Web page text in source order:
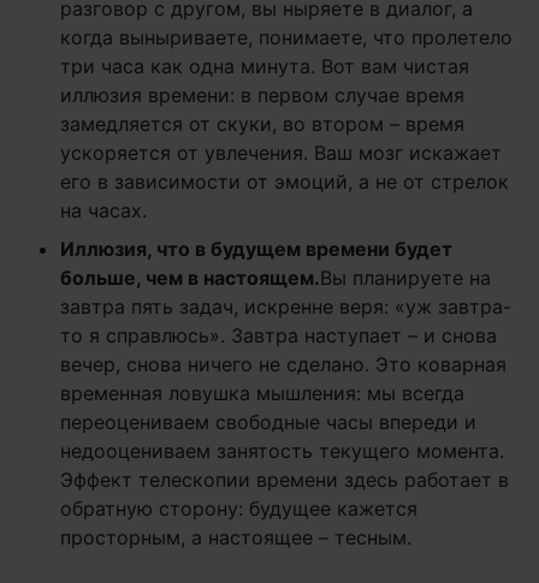
разговор с другом, вы ныряете в диалог, а
когда выныриваете, понимаете, что пролетело
три часа как одна минута. Вот вам чистая
иллюзия времени: в первом случае время
замедляется от скуки, во втором – время
ускоряется от увлечения. Ваш мозг искажает
его в зависимости от эмоций, а не от стрелок
на часах.
Иллюзия, что в будущем времени будет
больше, чем в настоящем.Вы планируете на
завтра пять задач, искренне веря: «уж завтра-
то я справлюсь». Завтра наступает – и снова
вечер, снова ничего не сделано. Это коварная
временная ловушка мышления: мы всегда
переоцениваем свободные часы впереди и
недооцениваем занятость текущего момента.
Эффект телескопии времени здесь работает в
обратную сторону: будущее кажется
просторным, а настоящее – тесным.